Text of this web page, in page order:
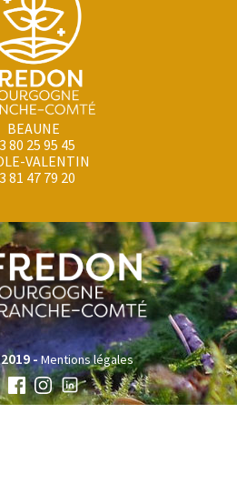
BEAUNE
80 25 95 45
VALENTIN
81 47 79 20
2019 -Mentions légales